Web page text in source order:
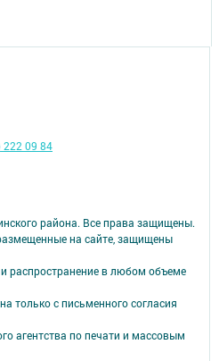
района. Все права защищены.
на сайте, защищены
распространение в любом объеме
только с письменного согласия
агентства по печати и массовым
222 09 84